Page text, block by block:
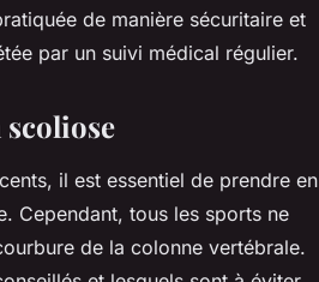
de manière sécuritaire et
par un suivi médical régulier.
il est essentiel de prendre en
Cependant, tous les sports ne
de la colonne vertébrale.